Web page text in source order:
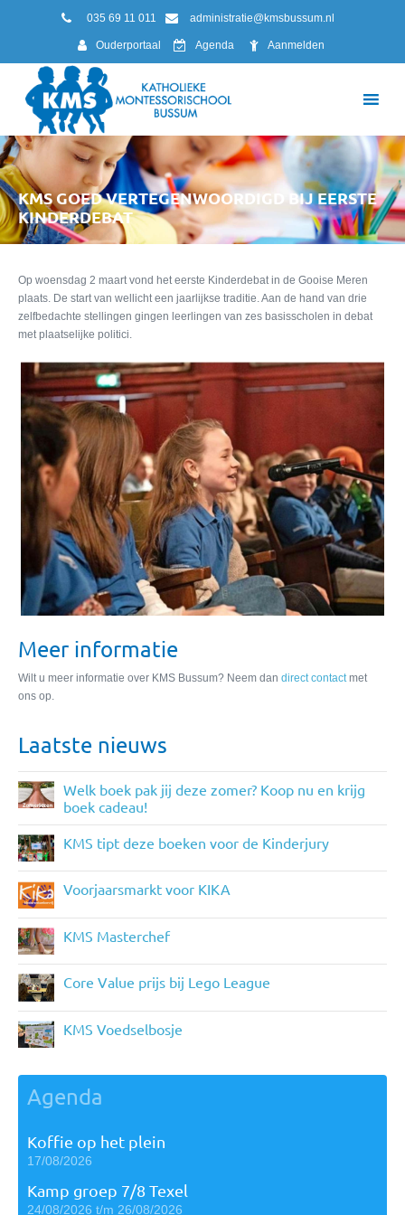
035 69 11 011 administratie@kmsbussum.nl
Ouderportaal Agenda Aanmelden
KMS GOED VERTEGENWOORDIGD BIJ EERSTE
KINDERDEBAT
Op woensdag 2 maart vond het eerste Kinderdebat in de Gooise Meren
plaats. De start van wellicht een jaarlijkse traditie. Aan de hand van drie
zelfbedachte stellingen gingen leerlingen van zes basisscholen in debat
met plaatselijke politici.
Lees voor meer informatie dereportage.
MOVE, PLAY, LEARN 9 maart: Landelijke Montessoridag 2022
Meer informatie
Wilt u meer informatie over KMS Bussum? Neem dan direct contactmet
ons op.
Laatste nieuws
Welk boek pak jij deze zomer? Koop nu en krijg
boek cadeau!
KMS tipt deze boeken voor de Kinderjury
Voorjaarsmarkt voor KIKA
KMS Masterchef
Core Value prijs bij Lego League
KMS Voedselbosje
Agenda
Koffie op het plein
17/08/2026
Kamp groep 7/8 Texel
24/08/2026 t/m 26/08/2026